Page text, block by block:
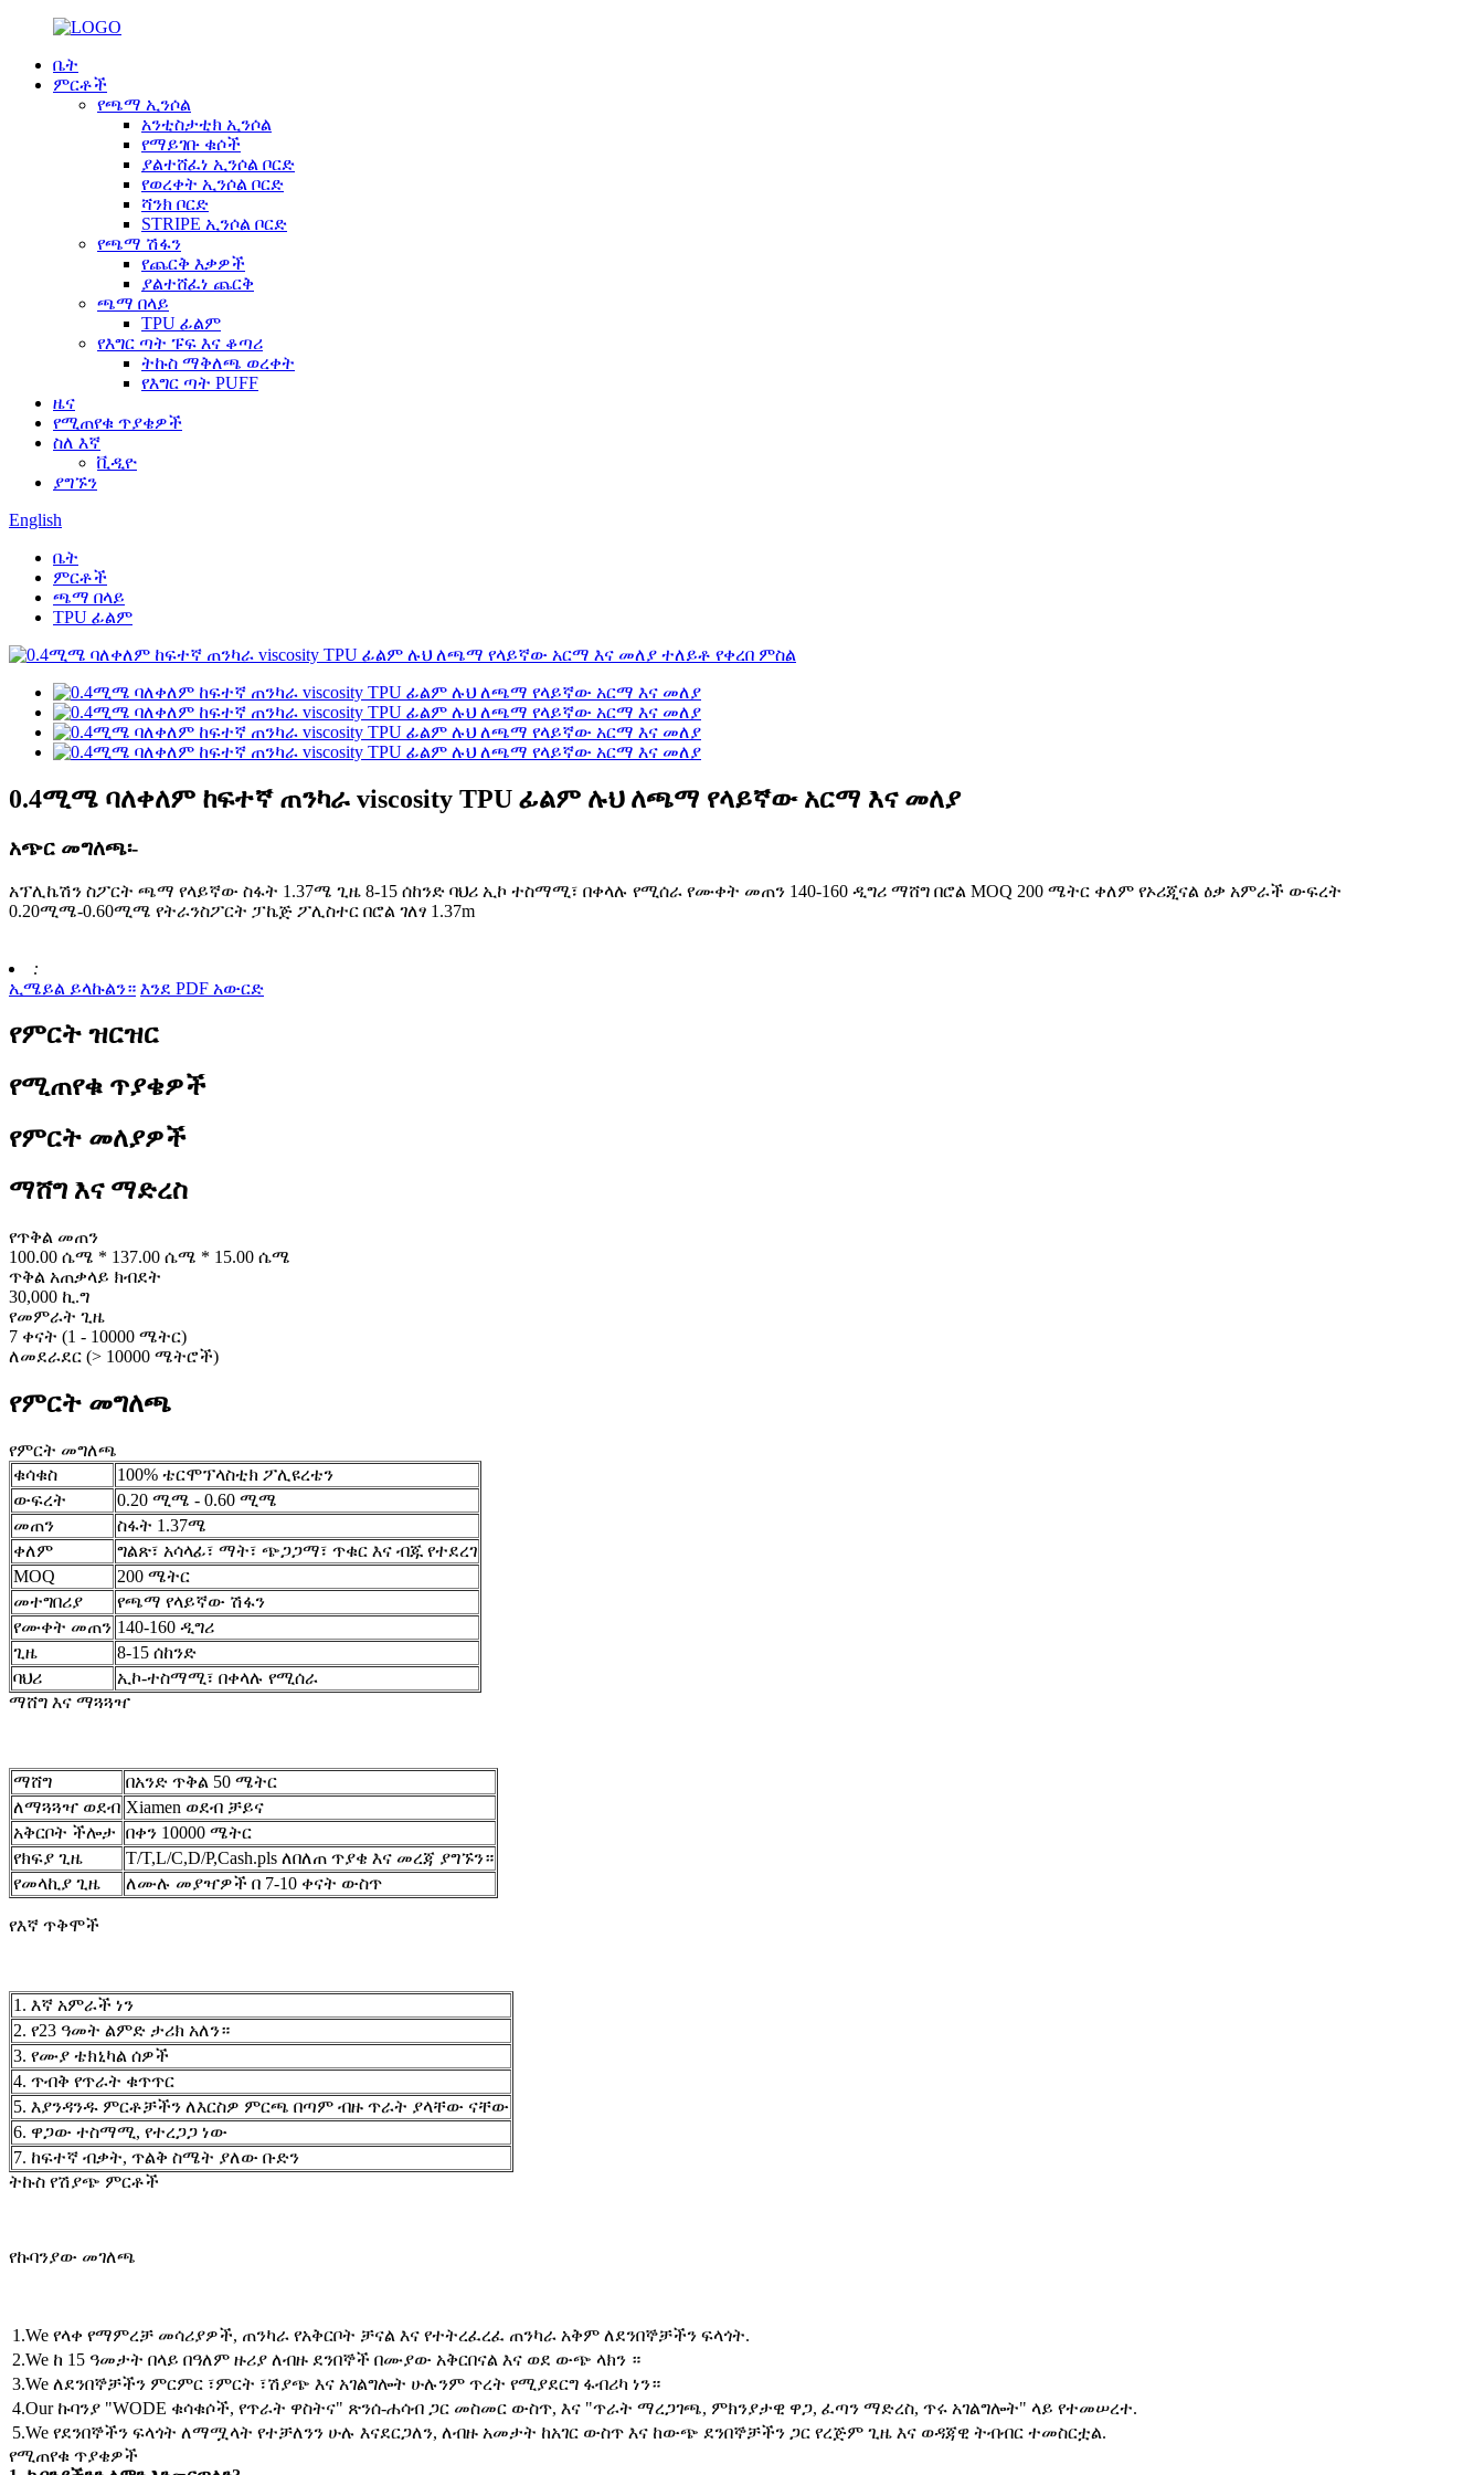
ቤት
ምርቶች
የጫማ ኢንሶል
አንቲስታቲክ ኢንሶል
የማይገቡ ቁሶች
ያልተሸፈነ ኢንሶል ቦርድ
የወረቀት ኢንሶል ቦርድ
ሻንክ ቦርድ
STRIPE ኢንሶል ቦርድ
የጫማ ሽፋን
የጨርቅ እቃዎች
ያልተሸፈነ ጨርቅ
ጫማ በላይ
TPU ፊልም
የእግር ጣት ፑፍ እና ቆጣሪ
ትኩስ ማቅለጫ ወረቀት
የእግር ጣት PUFF
ዜና
የሚጠየቁ ጥያቄዎች
ስለ እኛ
ቪዲዮ
ያግኙን
English
ቤት
ምርቶች
ጫማ በላይ
TPU ፊልም
0.4ሚሜ ባለቀለም ከፍተኛ ጠንካራ viscosity TPU ፊልም ሉህ ለጫማ የላይኛው አርማ እና መለያ
አጭር መግለጫ፡-
አፕሊኬሽን ስፖርት ጫማ የላይኛው ስፋት 1.37ሜ ጊዜ 8-15 ሰከንድ ባህሪ ኢኮ ተስማሚ፣ በቀላሉ የሚሰራ የሙቀት መጠን 140-160 ዲግሪ ማሸግ በሮል MOQ 200 ሜትር ቀለም የኦሪጂናል ዕቃ አምራች ውፍረት
0.20ሚሜ-0.60ሚሜ የትራንስፖርት ፓኬጅ ፖሊስተር በሮል ገለፃ 1.37m
:
ኢሜይል ይላኩልን። እንደ PDF አውርድ
የምርት ዝርዝር
የሚጠየቁ ጥያቄዎች
የምርት መለያዎች
ማሸግ እና ማድረስ
የጥቅል መጠን
100.00 ሴሜ * 137.00 ሴሜ * 15.00 ሴሜ
ጥቅል አጠቃላይ ክብደት
30,000 ኪ.ግ
የመምራት ጊዜ
7 ቀናት (1 - 10000 ሜትር)
ለመደራደር (> 10000 ሜትሮች)
የምርት መግለጫ
የምርት መግለጫ
ቁሳቁስ
100% ቴርሞፕላስቲክ ፖሊዩረቴን
ውፍረት
0.20 ሚሜ - 0.60 ሚሜ
መጠን
ስፋት 1.37ሜ
ቀለም
ግልጽ፣ አሳላፊ፣ ማት፣ ጭጋጋማ፣ ጥቁር እና ብጁ የተደረገ
MOQ
200 ሜትር
መተግበሪያ
የጫማ የላይኛው ሽፋን
የሙቀት መጠን 140-160 ዲግሪ
ጊዜ
8-15 ሰከንድ
ባህሪ
ኢኮ-ተስማሚ፣ በቀላሉ የሚሰራ
ማሸግ እና ማጓጓዣ
ማሸግ
በአንድ ጥቅል 50 ሜትር
ለማጓጓዣ ወደብ Xiamen ወደብ ቻይና
አቅርቦት ችሎታ በቀን 10000 ሜትር
የክፍያ ጊዜ
T/T,L/C,D/P,Cash.pls ለበለጠ ጥያቄ እና መረጃ ያግኙን።
የመላኪያ ጊዜ
ለሙሉ መያዣዎች በ 7-10 ቀናት ውስጥ
የእኛ ጥቅሞች
1. እኛ አምራች ነን
2. የ23 ዓመት ልምድ ታሪክ አለን።
3. የሙያ ቴክኒካል ሰዎች
4. ጥብቅ የጥራት ቁጥጥር
5. እያንዳንዱ ምርቶቻችን ለእርስዎ ምርጫ በጣም ብዙ ጥራት ያላቸው ናቸው
6. ዋጋው ተስማሚ, የተረጋጋ ነው
7. ከፍተኛ ብቃት, ጥልቅ ስሜት ያለው ቡድን
ትኩስ የሽያጭ ምርቶች
የኩባንያው መገለጫ
1.We የላቀ የማምረቻ መሳሪያዎች, ጠንካራ የአቅርቦት ቻናል እና የተትረፈረፈ ጠንካራ አቅም ለደንበኞቻችን ፍላጎት.
2.We ከ 15 ዓመታት በላይ በዓለም ዙሪያ ለብዙ ደንበኞች በሙያው አቅርበናል እና ወደ ውጭ ላክን ።
3.We ለደንበኞቻችን ምርምር ፣ምርት ፣ሽያጭ እና አገልግሎት ሁሉንም ጥረት የሚያደርግ ፋብሪካ ነን።
4.Our ኩባንያ "WODE ቁሳቁሶች, የጥራት ዋስትና" ጽንሰ-ሐሳብ ጋር መስመር ውስጥ, እና "ጥራት ማረጋገጫ, ምክንያታዊ ዋጋ, ፈጣን ማድረስ, ጥሩ አገልግሎት" ላይ የተመሠረተ.
5.We የደንበኞችን ፍላጎት ለማሟላት የተቻለንን ሁሉ እናደርጋለን, ለብዙ አመታት ከአገር ውስጥ እና ከውጭ ደንበኞቻችን ጋር የረጅም ጊዜ እና ወዳጃዊ ትብብር ተመስርቷል.
የሚጠየቁ ጥያቄዎች